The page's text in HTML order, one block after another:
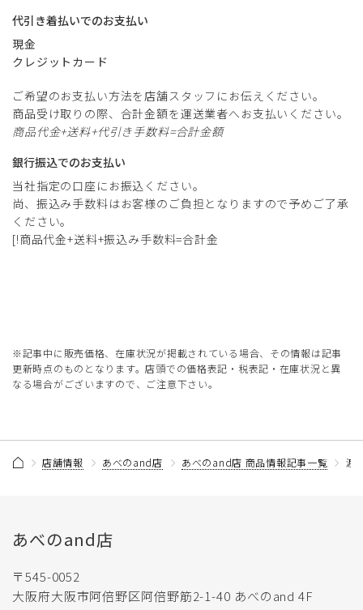
代引き着払いでのお支払い
現金
クレジットカード
ご希望のお支払い方法を店舗スタッフにお伝えください。
商品受け取りの際、合計金額を運送業者へお支払いください。
商品代金+送料+代引き手数料=合計金額
銀行振込でのお支払い
当社指定の口座にお振込ください。
尚、振込み手数料はお客様のご負担となりますので予めご了承
ください。
[!商品代金+送料+振込み手数料=合計金
※記事中に販売価格、在庫状況が掲載されている場合、その情報は記事
更新時点のものとなります。店頭での価格表記・税表記・在庫状況と異
なる場合がございますので、ご注意下さい。
店舗情報 あべのand店 あべのand店 商品情報記事一覧 渡
あべのand店
〒545-0052
大阪府大阪市阿倍野区阿倍野筋2-1-40 あべのand 4F